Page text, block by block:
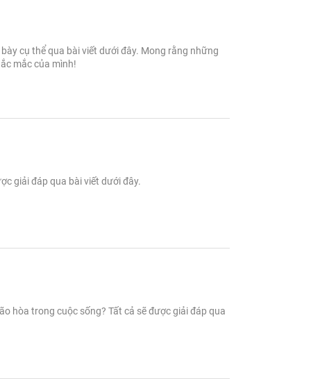
cụ thể qua bài viết dưới đây. Mong rằng những
mắc của mình!
giải đáp qua bài viết dưới đây.
hòa trong cuộc sống? Tất cả sẽ được giải đáp qua